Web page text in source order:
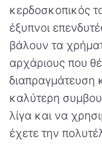
κερδοσκοπικός
έξυπνοι
βάλουν τα
αρχάριους που
διαπραγμάτευση
καλύτερη
λίγα και να
έχετε την